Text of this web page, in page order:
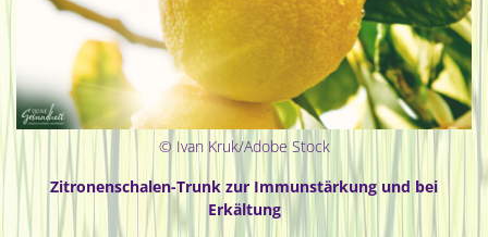
© Ivan Kruk/Adobe Stock
Zitronenschalen-Trunk zur Immunstärkung und bei
Erkältung